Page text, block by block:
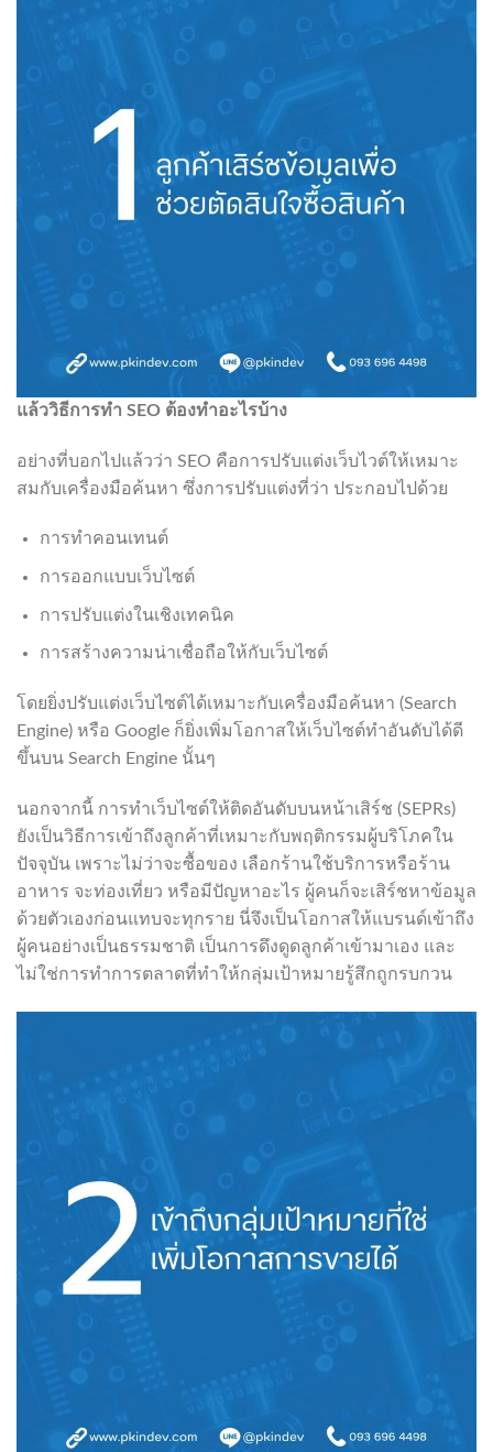
แล้ววิธีการทำ SEO ต้องทำอะไรบ้าง
อย่างที่บอกไปแล้วว่า SEO คือการปรับแต่งเว็บไวต์ให้เหมาะ
สมกับเครื่องมือค้นหา ซึ่งการปรับแต่งที่ว่า ประกอบไปด้วย
การทำคอนเทนต์
การออกแบบเว็บไซต์
การปรับแต่งในเชิงเทคนิค
การสร้างความน่าเชื่อถือให้กับเว็บไซต์
โดยยิ่งปรับแต่งเว็บไซต์ได้เหมาะกับเครื่องมือค้นหา (Search
Engine) หรือ Google ก็ยิ่งเพิ่มโอกาสให้เว็บไซต์ทำอันดับได้ดี
ขึ้นบน Search Engine นั้นๆ
นอกจากนี้ การทำเว็บไซต์ให้ติดอันดับบนหน้าเสิร์ช (SEPRs)
ยังเป็นวิธีการเข้าถึงลูกค้าที่เหมาะกับพฤติกรรมผู้บริโภคใน
ปัจจุบัน เพราะไม่ว่าจะซื้อของ เลือกร้านใช้บริการหรือร้าน
อาหาร จะท่องเที่ยว หรือมีปัญหาอะไร ผู้คนก็จะเสิร์ชหาข้อมูล
ด้วยตัวเองก่อนแทบจะทุกราย นี่จึงเป็นโอกาสให้แบรนด์เข้าถึง
ผู้คนอย่างเป็นธรรมชาติ เป็นการดึงดูดลูกค้าเข้ามาเอง และ
ไม่ใช่การทำการตลาดที่ทำให้กลุ่มเป้าหมายรู้สึกถูกรบกวน